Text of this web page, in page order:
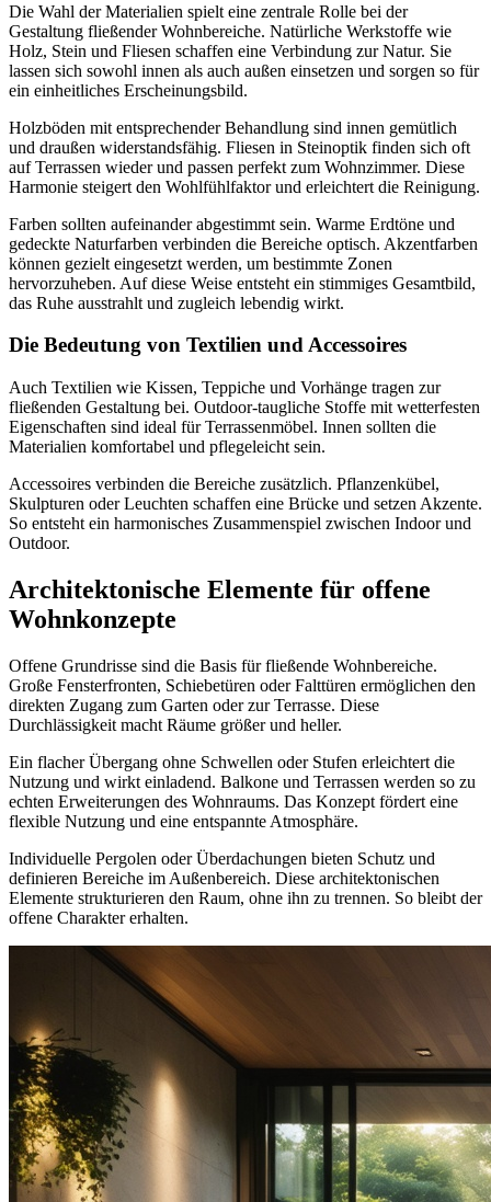
Die Wahl der Materialien spielt eine zentrale Rolle bei der
Gestaltung fließender Wohnbereiche. Natürliche Werkstoffe wie
Holz, Stein und Fliesen schaffen eine Verbindung zur Natur. Sie
lassen sich sowohl innen als auch außen einsetzen und sorgen so für
ein einheitliches Erscheinungsbild.
Holzböden mit entsprechender Behandlung sind innen gemütlich
und draußen widerstandsfähig. Fliesen in Steinoptik finden sich oft
auf Terrassen wieder und passen perfekt zum Wohnzimmer. Diese
Harmonie steigert den Wohlfühlfaktor und erleichtert die Reinigung.
Farben sollten aufeinander abgestimmt sein. Warme Erdtöne und
gedeckte Naturfarben verbinden die Bereiche optisch. Akzentfarben
können gezielt eingesetzt werden, um bestimmte Zonen
hervorzuheben. Auf diese Weise entsteht ein stimmiges Gesamtbild,
das Ruhe ausstrahlt und zugleich lebendig wirkt.
Die Bedeutung von Textilien und Accessoires
Auch Textilien wie Kissen, Teppiche und Vorhänge tragen zur
fließenden Gestaltung bei. Outdoor-taugliche Stoffe mit wetterfesten
Eigenschaften sind ideal für Terrassenmöbel. Innen sollten die
Materialien komfortabel und pflegeleicht sein.
Accessoires verbinden die Bereiche zusätzlich. Pflanzenkübel,
Skulpturen oder Leuchten schaffen eine Brücke und setzen Akzente.
So entsteht ein harmonisches Zusammenspiel zwischen Indoor und
Outdoor.
Architektonische Elemente für offene
Wohnkonzepte
Offene Grundrisse sind die Basis für fließende Wohnbereiche.
Große Fensterfronten, Schiebetüren oder Falttüren ermöglichen den
direkten Zugang zum Garten oder zur Terrasse. Diese
Durchlässigkeit macht Räume größer und heller.
Ein flacher Übergang ohne Schwellen oder Stufen erleichtert die
Nutzung und wirkt einladend. Balkone und Terrassen werden so zu
echten Erweiterungen des Wohnraums. Das Konzept fördert eine
flexible Nutzung und eine entspannte Atmosphäre.
Individuelle Pergolen oder Überdachungen bieten Schutz und
definieren Bereiche im Außenbereich. Diese architektonischen
Elemente strukturieren den Raum, ohne ihn zu trennen. So bleibt der
offene Charakter erhalten.